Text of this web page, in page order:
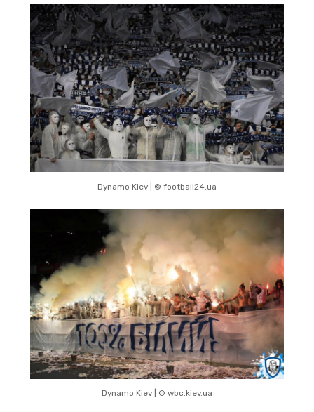
Dynamo Kiev | © football24.ua
Dynamo Kiev | © wbc.kiev.ua